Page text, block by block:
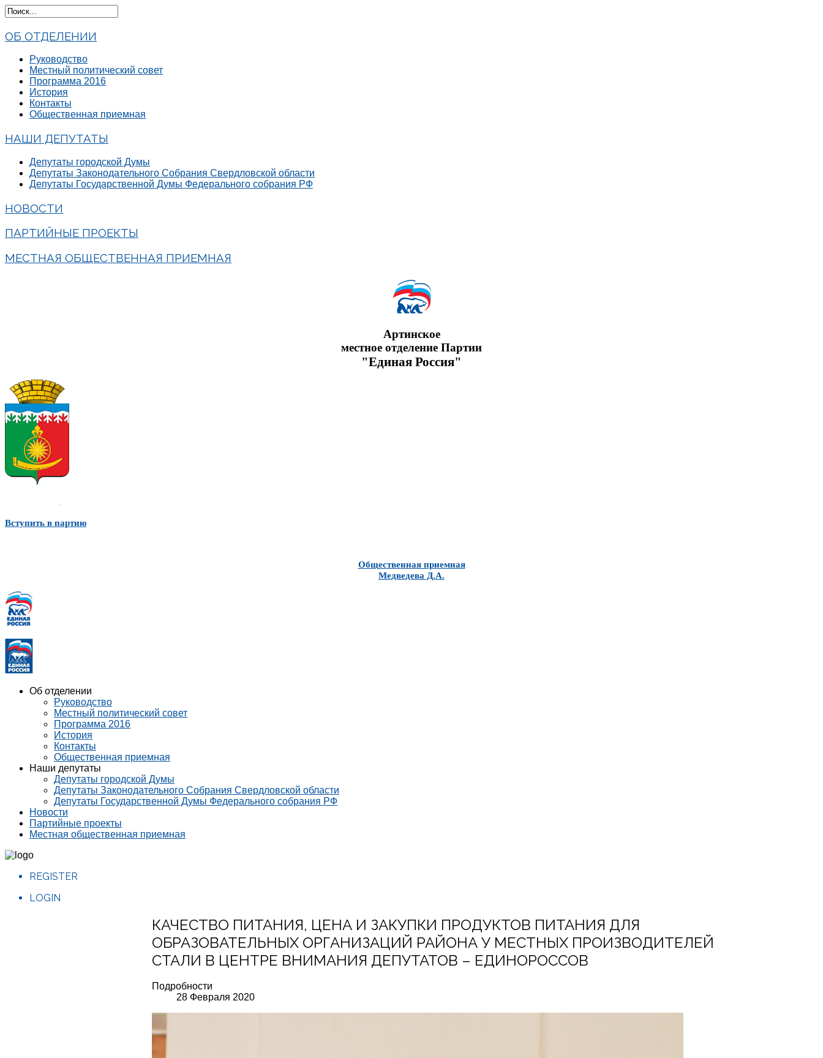
ОБ ОТДЕЛЕНИИ
Руководство
Местный политический совет
Программа 2016
История
Контакты
Общественная приемная
НАШИ ДЕПУТАТЫ
Депутаты городской Думы
Депутаты Законодательного Собрания Свердловской области
Депутаты Государственной Думы Федерального собрания РФ
НОВОСТИ
ПАРТИЙНЫЕ ПРОЕКТЫ
МЕСТНАЯ ОБЩЕСТВЕННАЯ ПРИЕМНАЯ
Артинское
местное отделение Партии
"Единая Россия"
Вступить в партию
Общественная приемная
Медведева Д.А.
Об отделении
Руководство
Местный политический совет
Программа 2016
История
Контакты
Общественная приемная
Наши депутаты
Депутаты городской Думы
Депутаты Законодательного Собрания Свердловской области
Депутаты Государственной Думы Федерального собрания РФ
Новости
Партийные проекты
Местная общественная приемная
REGISTER
LOGIN
КАЧЕСТВО ПИТАНИЯ, ЦЕНА И ЗАКУПКИ ПРОДУКТОВ ПИТАНИЯ ДЛЯ
ОБРАЗОВАТЕЛЬНЫХ ОРГАНИЗАЦИЙ РАЙОНА У МЕСТНЫХ ПРОИЗВОДИТЕЛЕЙ
СТАЛИ В ЦЕНТРЕ ВНИМАНИЯ ДЕПУТАТОВ – ЕДИНОРОССОВ
Подробности
28 Февраля 2020